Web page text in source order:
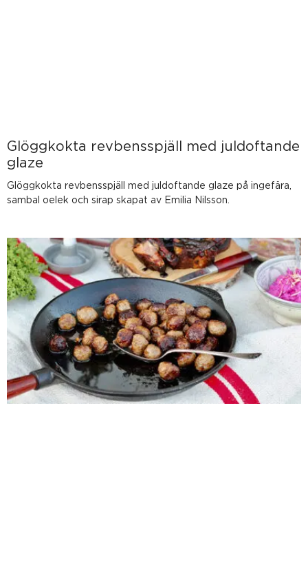
Glöggkokta revbensspjäll med juldoftande
glaze
Glöggkokta revbensspjäll med juldoftande glaze på ingefära,
sambal oelek och sirap skapat av Emilia Nilsson.